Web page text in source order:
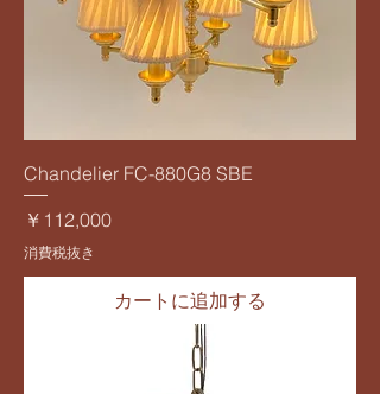
Chandelier FC-880G8 SBE
価格
￥112,000
消費税抜き
カートに追加する